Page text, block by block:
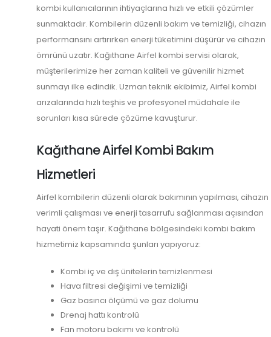
kombi kullanıcılarının ihtiyaçlarına hızlı ve etkili çözümler
sunmaktadır. Kombilerin düzenli bakım ve temizliği, cihazın
performansını artırırken enerji tüketimini düşürür ve cihazın
ömrünü uzatır. Kağıthane Airfel kombi servisi olarak,
müşterilerimize her zaman kaliteli ve güvenilir hizmet
sunmayı ilke edindik. Uzman teknik ekibimiz, Airfel kombi
arızalarında hızlı teşhis ve profesyonel müdahale ile
sorunları kısa sürede çözüme kavuşturur.
Kağıthane Airfel Kombi Bakım
Hizmetleri
Airfel kombilerin düzenli olarak bakımının yapılması, cihazın
verimli çalışması ve enerji tasarrufu sağlanması açısından
hayati önem taşır. Kağıthane bölgesindeki kombi bakım
hizmetimiz kapsamında şunları yapıyoruz:
Kombi iç ve dış ünitelerin temizlenmesi
Hava filtresi değişimi ve temizliği
Gaz basıncı ölçümü ve gaz dolumu
Drenaj hattı kontrolü
Fan motoru bakımı ve kontrolü